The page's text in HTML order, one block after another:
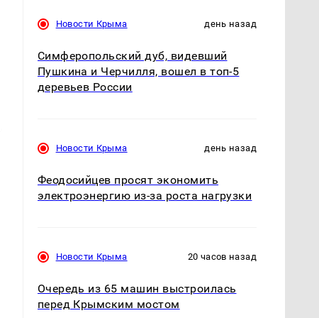
Новости Крыма день назад
Симферопольский дуб, видевший
Пушкина и Черчилля, вошел в топ-5
деревьев России
Новости Крыма день назад
Феодосийцев просят экономить
электроэнергию из-за роста нагрузки
Новости Крыма 20 часов назад
Очередь из 65 машин выстроилась
перед Крымским мостом